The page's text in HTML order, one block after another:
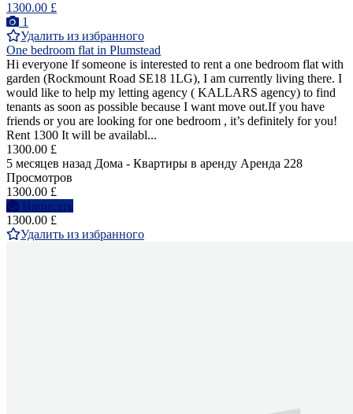
1300.00 £
1
Удалить из избранного
One bedroom flat in Plumstead
Hi everyone If someone is interested to rent a one bedroom flat with
garden (Rockmount Road SE18 1LG), I am currently living there. I
would like to help my letting agency ( KALLARS agency) to find
tenants as soon as possible because I want move out.If you have
friends or you are looking for one bedroom , it’s definitely for you!
Rent 1300 It will be availabl...
1300.00 £
5 месяцев назад Дома - Квартиры в аренду Аренда 228
Просмотров
1300.00 £
Написать
1300.00 £
Удалить из избранного